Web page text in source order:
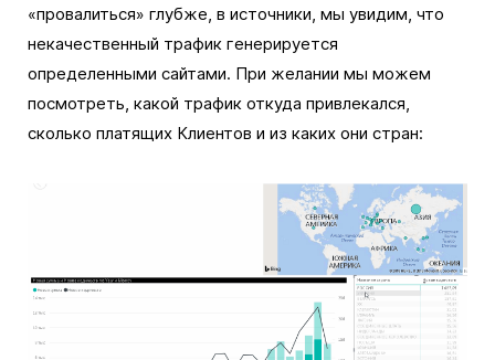
«провалиться» глубже, в источники, мы увидим, что
некачественный трафик генерируется
определенными сайтами. При желании мы можем
посмотреть, какой трафик откуда привлекался,
сколько платящих Клиентов и из каких они стран: